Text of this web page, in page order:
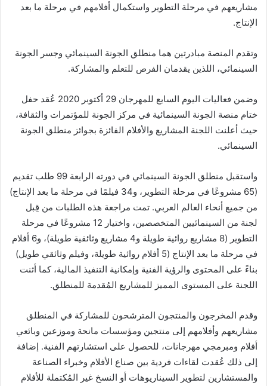
مشاريعهم في مرحلة التطوير واستكمال أفلامهم في مرحلة ما بعد
الإنتاج.
وتقدم المنصة مبادرتين هما منطلق الجونة السينمائي وجسر الجونة
السينمائي، اللذين يقدمان الفرص للتعلم والمشاركة.
وضمن فعاليات اليوم السابع للمهرجان 29 أكتوبر 2020 عُقد حفل
ختام منصة الجونة السينمائية في مركز الجونة للمؤتمرات والثقافة،
حيث أعلنت اللجنة المشاريع والأفلام الفائزة بجوائز منطلق الجونة
السينمائي.
واستقبل منطلق الجونة السينمائي في دورته الرابعة 99 طلب تقديم
(65 مشروعًا في مرحلة التطوير، و34 فيلمًا في مرحلة ما بعد الإنتاج)
من جميع أنحاء العالم العربي. تمت مراجعة هذه الطلبات من قِبل
لجنة من السينمائيين المتخصصين، واختيار 12 مشروعًا في مرحلة
التطوير (8 مشاريع روائية طويلة و4 مشاريع وثائقية طويلة)، و6 أفلام
في مرحلة ما بعد الإنتاج (5 أفلام روائية طويلة، وفيلم وثائقي طويل)
بناءً على المحتوى والرؤية الفنية وإمكانية التنفيذ المالية، كما أثنت
اللجنة على المستوى المميز للمشاريع المُقدمة للمنطلق.
وقدم المخرجون والمنتجون المترشحون للمشاركة في المنطلق
مشاريعهم وأفلامهم إلى منتجين ومؤسسات مانحة وموزعين وبائعي
أفلام ومبرمجي مهرجانات، للحصول على استشارتهم الفنية. إضافة
إلى ذلك عُقدت لقاءات فردية بين صناع الأفلام وخبراء الصناعة
والمستشارين لتطوير السيناريوهات أو النسخ غير المُكتملة للأفلام